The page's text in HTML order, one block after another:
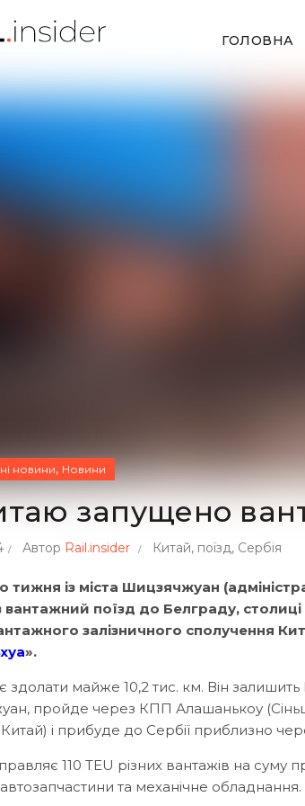
ГОЛОВНА
новини, Новини
запущено
Автор Rail.insider Китай, поїзд, Сербія
тижня із міста Шицзячжуан
поїзд до Белграду,
залізничного сполучення
».
здолати майже 10,2 тис. км. Він
пройде через КПП Алашанькоу
і прибуде до Сербії приблизно
110 TEU різних вантажів на
та механічне обладнання.